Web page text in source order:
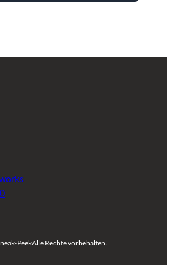
PeekAlle Rechte vorbehalten.